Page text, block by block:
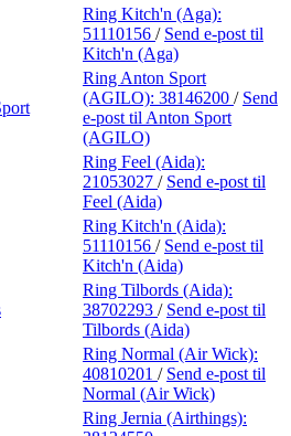
Ring Kitch'n (Aga):
51110156 / Send e-post til
Kitch'n (Aga)
Ring Anton Sport
(AGILO): 38146200 / Send
e-post til Anton Sport
(AGILO)
Ring Feel (Aida):
21053027 / Send e-post til
Feel (Aida)
Ring Kitch'n (Aida):
51110156 / Send e-post til
Kitch'n (Aida)
Ring Tilbords (Aida):
38702293 / Send e-post til
Tilbords (Aida)
Ring Normal (Air Wick):
40810201 / Send e-post til
Normal (Air Wick)
Ring Jernia (Airthings):